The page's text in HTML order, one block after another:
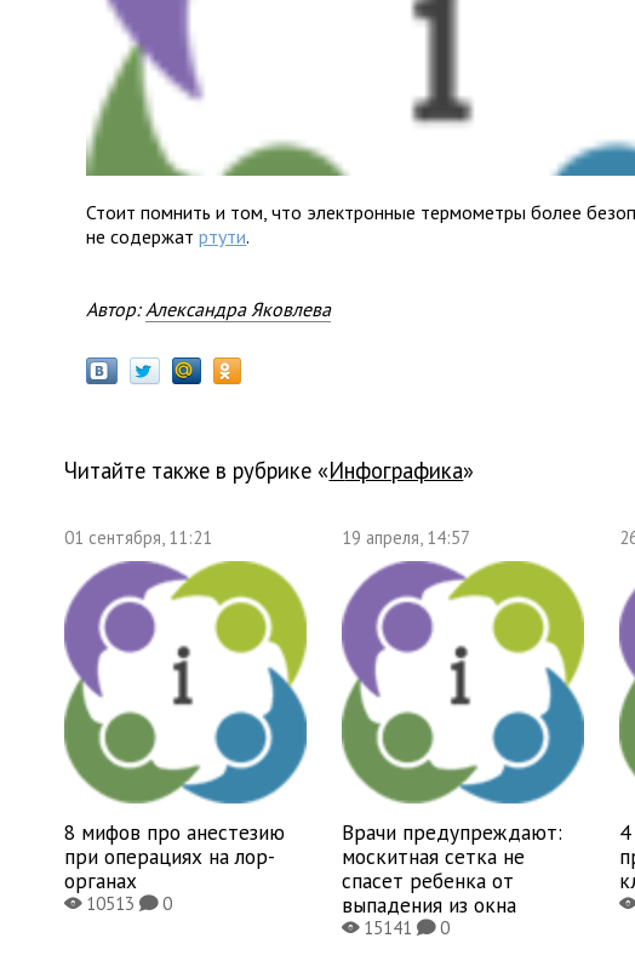
Стоит помнить и том, что электронные термометры более
не содержатртути.
Автор:Александра Яковлева
Читайте также в рубрике « Инфографика»
01 сентября, 11:21
8 мифов про анестезию
при операциях на лор-
органах
X10513K0
19 апреля, 14:57
Врачи предупреждают:
москитная сетка не
спасет ребенка от
выпадения из окна
X15141K0